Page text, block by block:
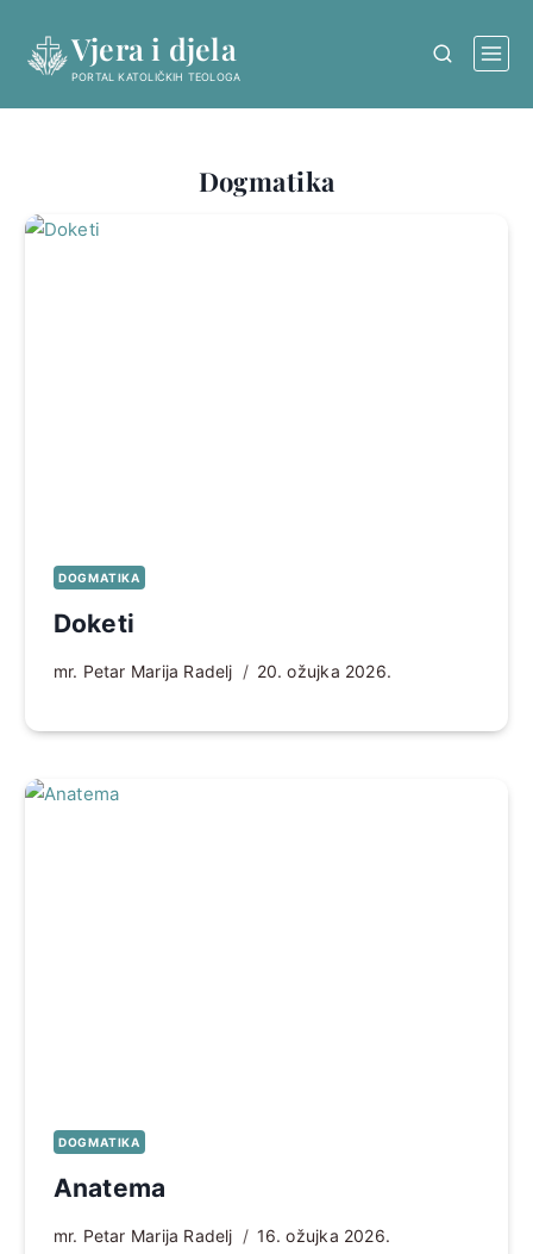
content
Vjera i djela
PORTAL KATOLIČKIH TEOLOGA
Dogmatika
DOGMATIKA
Doketi
mr. Petar Marija Radelj 20. ožujka 2026.
DOGMATIKA
Anatema
mr. Petar Marija Radelj 16. ožujka 2026.